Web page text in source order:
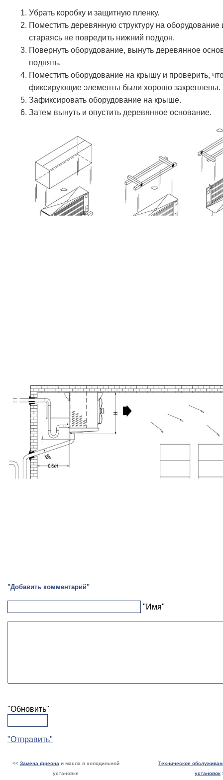
Убрать коробку и защитную пленку.
Поместить деревянную структуру на оборудование
стараясь не повредить нижний поддон.
Повернуть оборудование, вынуть деревянное
поднять.
Поместить оборудование на крышу и проверить,
фиксирующие элементы были хорошо закреплены.
Зафиксировать оборудование на крыше.
Затем вынуть и опустить деревянное основание.
"Добавить комментарий"
"Имя"
"Обновить"
"Отправить"
<< Замена фреонаи масла в холодильной
установке
Техническое
установок